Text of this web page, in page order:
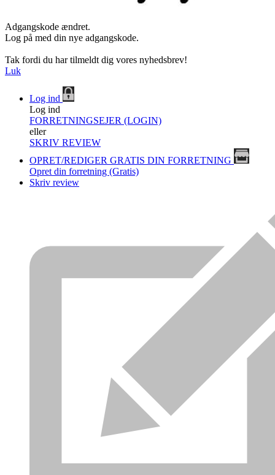
Adgangskode ændret.
Log på med din nye adgangskode.
Tak fordi du har tilmeldt dig vores nyhedsbrev!
Luk
Log ind
Log ind
FORRETNINGSEJER (LOGIN)
eller
SKRIV REVIEW
OPRET/REDIGER GRATIS DIN FORRETNING
Opret din forretning (Gratis)
Skriv review